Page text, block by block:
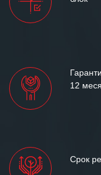
12
Срок